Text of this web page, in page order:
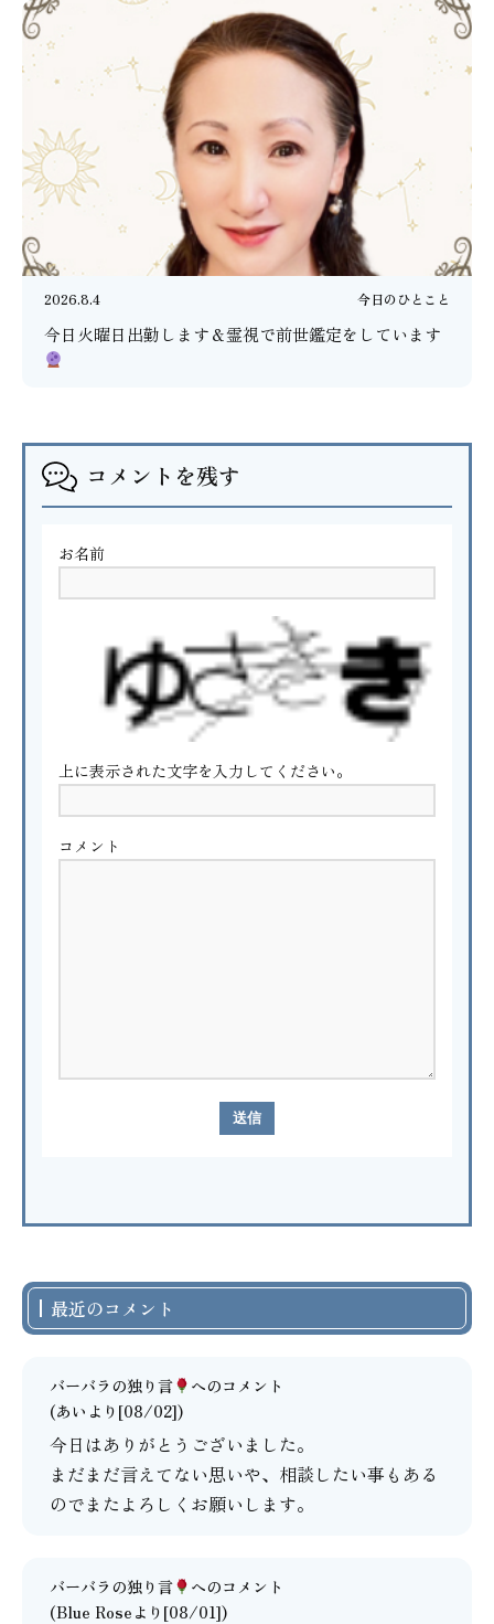
2026.8.4 今日のひとこと
今日火曜日出勤します＆霊視で前世鑑定をしています
コメントを残す
お名前
上に表示された文字を入力してください。
コメント
最近のコメント
バーバラの独り言
へのコメント
(あいより[08/02])
今日はありがとうございました。
まだまだ言えてない思いや、相談したい事もある
のでまたよろしくお願いします。
バーバラの独り言
へのコメント
(Blue Roseより[08/01])